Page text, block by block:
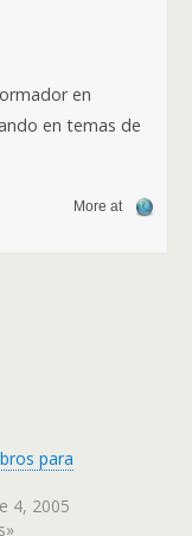
en
en temas de
More at
para
4, 2005